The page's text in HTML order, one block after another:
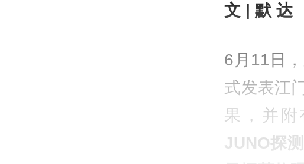
文 | 默 达
6月11日
式发表江
果，并附
JUNO探